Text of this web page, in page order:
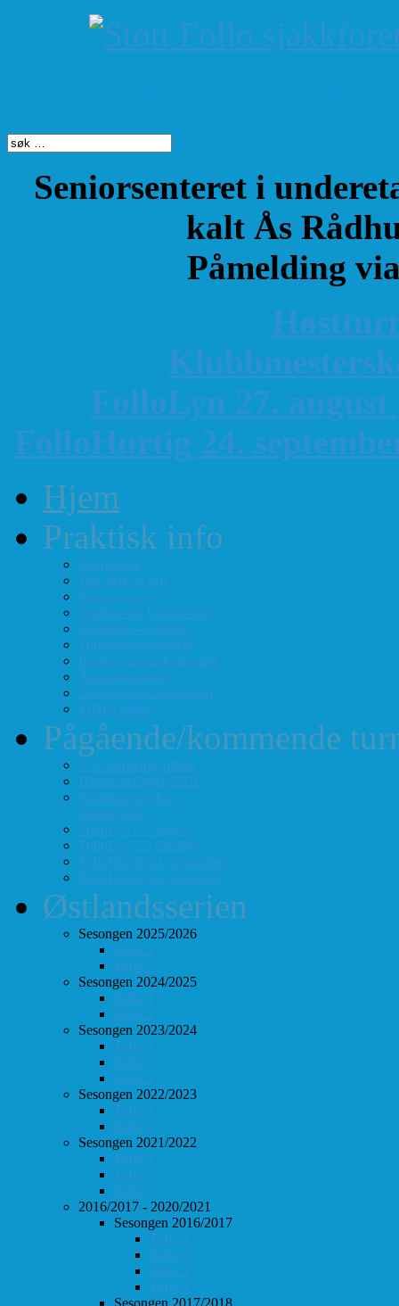
Seniorsenteret i
kalt Ås
Påmelding
K
FolloLyn 27. august
FolloHurtig 24.
Hjem
Praktisk info
Terminliste
Tid, sted og pris
Styre og verv
Telefon- og E-post-liste
Forenings-vedtekter
Turneringsreglement
Barne- og ungdomssjakk
Årsmøte-papirer
Litt om sjakkforeningen
FIDEs regler
Pågående/kommende
Vårt turneringstilbud
Høstturneringen 2026
Klubbmesterskap
Hurtigsjakk
FolloLyn 27. august
FolloLyn 22. oktober
FolloHurtig 24. september
FolloHurtig 10. desember
Østlandsserien
Sesongen 2025/2026
Follo 1
Follo 2
Sesongen 2024/2025
Follo 1
Follo 2
Sesongen 2023/2024
Follo 1
Follo 2
Follo 3
Sesongen 2022/2023
Follo 1
Follo 2
Sesongen 2021/2022
Follo 1
Follo 2
Follo 3
2016/2017 - 2020/2021
Sesongen 2016/2017
Follo 1
Follo 2
Follo 3
Follo 4
Sesongen 2017/2018